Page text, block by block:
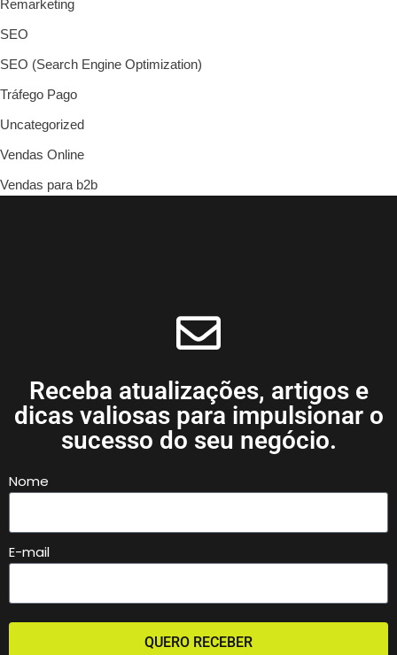
Remarketing
SEO
SEO (Search Engine Optimization)
Tráfego Pago
Uncategorized
Vendas Online
Vendas para b2b
Receba atualizações, artigos e
dicas valiosas para impulsionar o
sucesso do seu negócio.
Nome
E-mail
QUERO RECEBER